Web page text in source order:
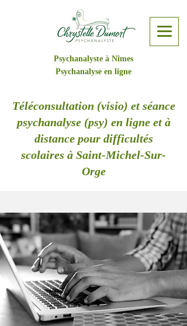
Psychanalyste à Nîmes
Psychanalyse en ligne
Téléconsultation (visio) et séance
psychanalyse (psy) en ligne et à
distance pour difficultés
scolaires à Saint-Michel-Sur-
Orge